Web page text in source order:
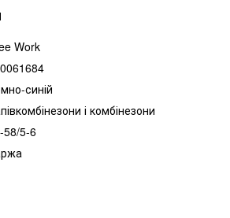
Work
синій
і комбінезони
58/5-6